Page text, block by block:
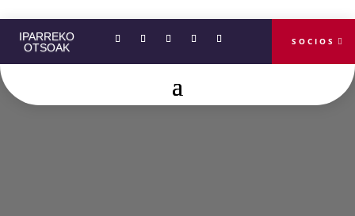
IPARREKO
OTSOAK
SOCIOS